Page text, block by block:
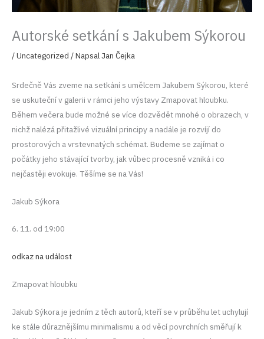
Autorské setkání s Jakubem Sýkorou
/Uncategorized / NapsalJan Čejka
Srdečně Vás zveme na setkání s umělcem Jakubem Sýkorou, které
se uskuteční v galerii v rámci jeho výstavy Zmapovat hloubku.
Během večera bude možné se více dozvědět mnohé o obrazech, v
nichž nalézá přitažlivé vizuální principy a nadále je rozvíjí do
prostorových a vrstevnatých schémat. Budeme se zajímat o
počátky jeho stávající tvorby, jak vůbec procesně vzniká i co
nejčastěji evokuje. Těšíme se na Vás!
Jakub Sýkora
6. 11. od 19:00
odkaz na událost
Zmapovat hloubku
Jakub Sýkora je jedním z těch autorů, kteří se v průběhu let uchylují
ke stále důraznějšímu minimalismu a od věcí povrchních směřují k